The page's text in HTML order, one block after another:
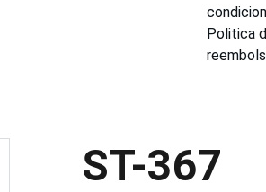
Politica
ST-367